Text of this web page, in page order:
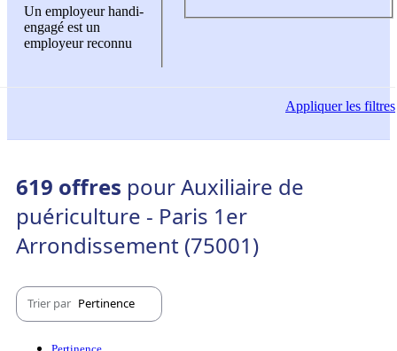
Un employeur handi-
engagé est un
employeur reconnu
Appliquerles filtres
619 offres pour Auxiliaire de
puériculture - Paris 1er
Arrondissement (75001)
Trier par Pertinence